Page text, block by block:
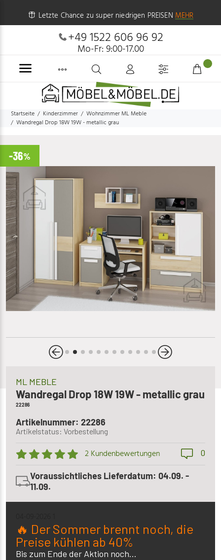
Letzte Chance zu super niedrigen PREISEN MEHR
+49 1522 606 96 92
Mo-Fr: 9:00-17.00
Startseite Kinderzimmer
Wohnzimmer ML Meble
Wandregal Drop 18W 19W - metallic grau
-36%
ML MEBLE
Wandregal Drop 18W 19W - metallic grau
22286
Artikelnummer: 22286
Artikelstatus: Vorbestellung
2 Kundenbewertungen 0
Voraussichtliches Lieferdatum: 04.09. -
11.09.
🔥 Der Sommer brennt noch, die
Preise kühlen ab 40%
Bis zum Ende der Aktion noch...